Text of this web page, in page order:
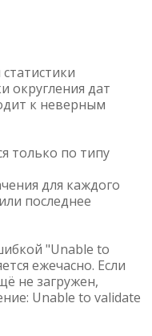
округления дат
к неверным
только по типу
для каждого
последнее
"Unable to
ежечасно. Если
не загружен,
Unable to validate